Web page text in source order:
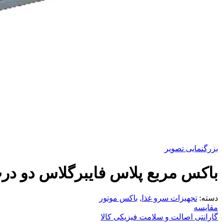
بزرگنمایی تصویر
باکس مربع پلاس فایبرگلاس دو
دسته: تجهیزات سرو غذا , باکس موتور
مقایسه
گارانتی اصالت و سلامت فیزیکی کالا